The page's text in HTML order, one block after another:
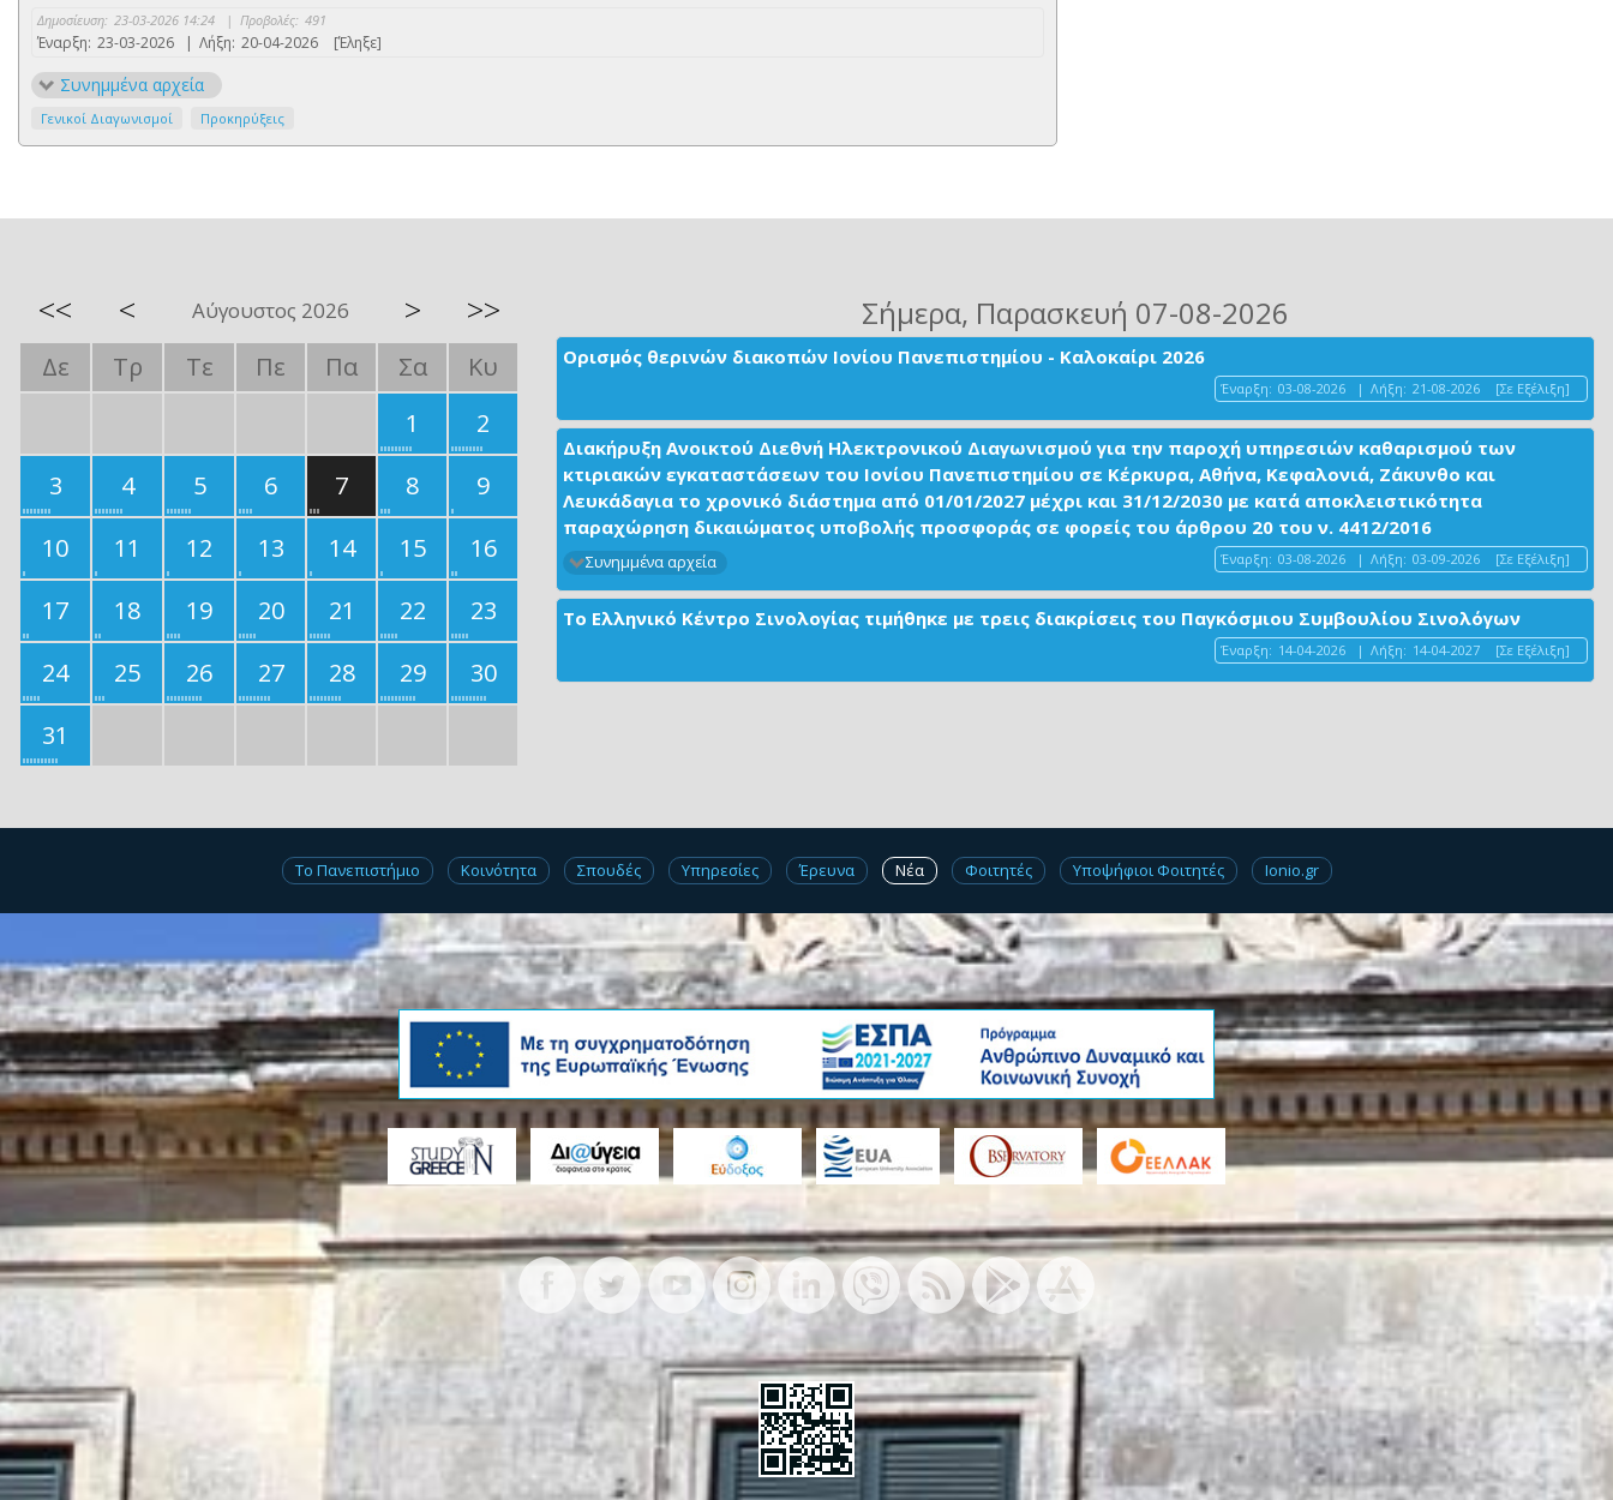
Δημοσίευση: 23-03-2026 14:24 | Προβολές: 491
Έναρξη: 23-03-2026 | Λήξη: 20-04-2026 [Έληξε]
Συνημμένα αρχεία
Γενικοί Διαγωνισμοί Προκηρύξεις
<< < Αύγουστος 2026 > >>
Δε Τρ Τε Πε Πα Σα
Κυ
1
2
3
4 5 6 7 8
9
10
11 12 13 14 15
16
17
18 19 20 21 22
23
24
25 26 27 28 29
30
31
Σήμερα, Παρασκευή 07-08-2026
Ορισμός θερινών διακοπών Ιονίου Πανεπιστημίου - Καλοκαίρι 2026
Έναρξη: 03-08-2026 | Λήξη: 21-08-2026 [Σε Εξέλιξη]
Διακήρυξη Ανοικτού Διεθνή Ηλεκτρονικού Διαγωνισμού για την παροχή υπηρεσιών καθαρισμού των
κτιριακών εγκαταστάσεων του Ιονίου Πανεπιστημίου σε Κέρκυρα, Αθήνα, Κεφαλονιά, Ζάκυνθο και
Λευκάδαγια το χρονικό διάστημα από 01/01/2027 μέχρι και 31/12/2030 με κατά αποκλειστικότητα
παραχώρηση δικαιώματος υποβολής προσφοράς σε φορείς του άρθρου 20 του ν. 4412/2016
Έναρξη: 03-08-2026 | Λήξη: 03-09-2026 [Σε Εξέλιξη]
Συνημμένα αρχεία
Το Ελληνικό Κέντρο Σινολογίας τιμήθηκε με τρεις διακρίσεις του Παγκόσμιου Συμβουλίου Σινολόγων
Έναρξη: 14-04-2026 | Λήξη: 14-04-2027 [Σε Εξέλιξη]
Το Πανεπιστήμιο Κοινότητα Σπουδές Υπηρεσίες Έρευνα Νέα Φοιτητές Υποψήφιοι Φοιτητές Ionio.gr